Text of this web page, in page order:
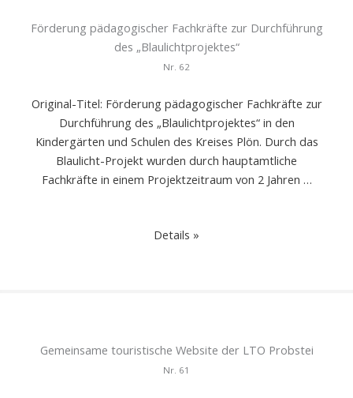
Förderung pädagogischer Fachkräfte zur Durchführung
des „Blaulichtprojektes“
Nr. 62
Original-Titel: Förderung pädagogischer Fachkräfte zur
Durchführung des „Blaulichtprojektes“ in den
Kindergärten und Schulen des Kreises Plön. Durch das
Blaulicht-Projekt wurden durch hauptamtliche
Fachkräfte in einem Projektzeitraum von 2 Jahren …
Details »
Gemeinsame touristische Website der LTO Probstei
Nr. 61